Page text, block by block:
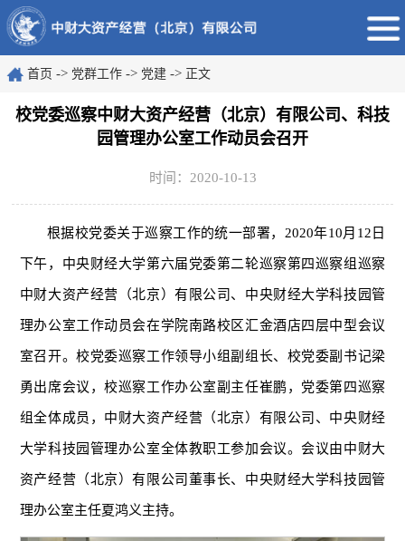
首页 -> 党群工作 -> 党建 -> 正文
校党委巡察中财大资产经营（北京）有限公司、科技
园管理办公室工作动员会召开
时间：2020-10-13
根据校党委关于巡察工作的统一部署，2020年10月12日
下午，中央财经大学第六届党委第二轮巡察第四巡察组巡察
中财大资产经营（北京）有限公司、中央财经大学科技园管
理办公室工作动员会在学院南路校区汇金酒店四层中型会议
室召开。校党委巡察工作领导小组副组长、校党委副书记梁
勇出席会议，校巡察工作办公室副主任崔鹏，党委第四巡察
组全体成员，中财大资产经营（北京）有限公司、中央财经
大学科技园管理办公室全体教职工参加会议。会议由中财大
资产经营（北京）有限公司董事长、中央财经大学科技园管
理办公室主任夏鸿义主持。